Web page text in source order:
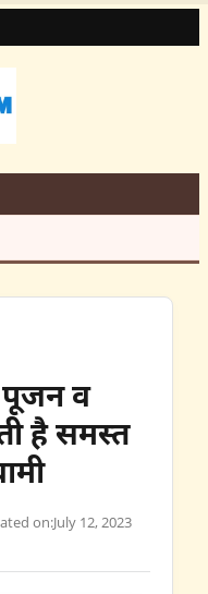
पूजन व
है समस्त
on:July 12, 2023